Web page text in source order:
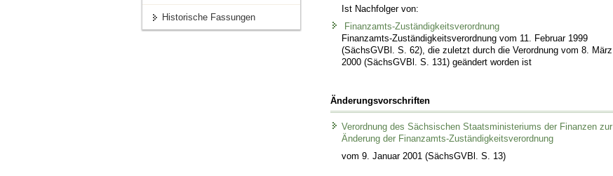
Historische Fassungen
Ist Nachfolger von:
Finanzamts-Zuständigkeitsverordnung
Finanzamts-Zuständigkeitsverordnung vom 11. Februar 1999
(SächsGVBl. S. 62), die zuletzt durch die Verordnung vom 8. März
2000 (SächsGVBl. S. 131) geändert worden ist
Änderungsvorschriften
Verordnung des Sächsischen Staatsministeriums der Finanzen zur
Änderung der Finanzamts-Zuständigkeitsverordnung
vom 9. Januar 2001 (SächsGVBl. S. 13)